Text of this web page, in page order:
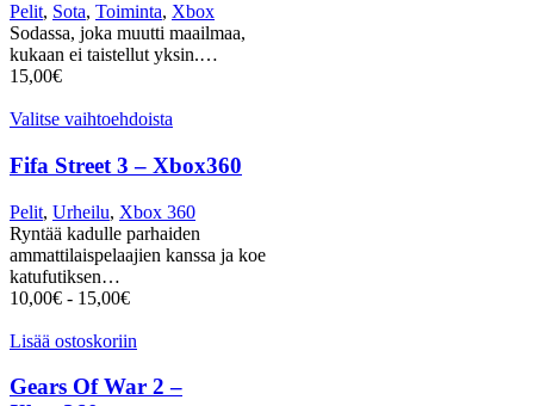
Pelit, Sota, Toiminta, Xbox
Sodassa, joka muutti maailmaa,
kukaan ei taistellut yksin.…
15,00€
Valitse vaihtoehdoista
Fifa Street 3 – Xbox360
Pelit, Urheilu, Xbox 360
Ryntää kadulle parhaiden
ammattilaispelaajien kanssa ja koe
katufutiksen…
10,00€ - 15,00€
Lisää ostoskoriin
Gears Of War 2 –